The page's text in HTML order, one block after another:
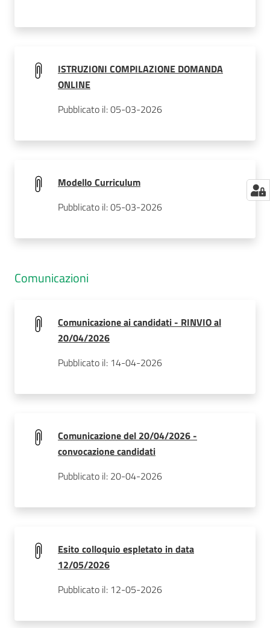
ISTRUZIONI COMPILAZIONE DOMANDA
ONLINE
Pubblicato il: 05-03-2026
Modello Curriculum
Pubblicato il: 05-03-2026
Comunicazioni
Comunicazione ai candidati - RINVIO al
20/04/2026
Pubblicato il: 14-04-2026
Comunicazione del 20/04/2026 -
convocazione candidati
Pubblicato il: 20-04-2026
Esito colloquio espletato in data
12/05/2026
Pubblicato il: 12-05-2026